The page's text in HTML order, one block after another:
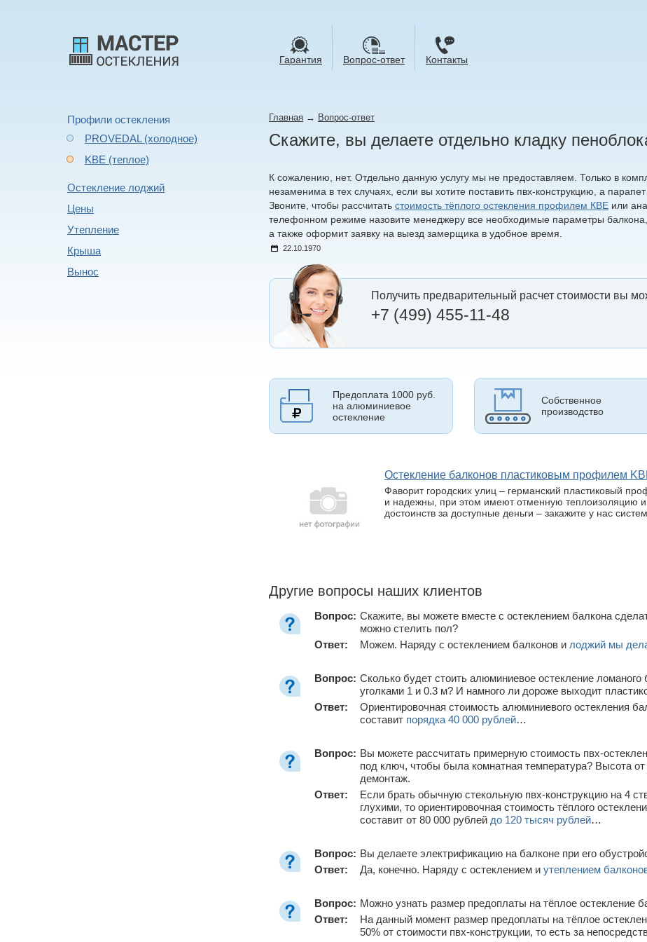
Гарантия Вопрос-ответ Контакты
Профили остекления
PROVEDAL (холодное)
KBE (теплое)
Остекление лоджий
Цены
Утепление
Крыша
Вынос
Главная → Вопрос-ответ
Скажите, вы делаете отдельно кладку
К сожалению, нет. Отдельно данную услугу мы не предоставляем. Только в
незаменима в тех случаях, если вы хотите поставить пвх-конструкцию, а
Звоните, чтобы рассчитать стоимость тёплого остекления профилем КВЕ или
телефонном режиме назовите менеджеру все необходимые параметры балкона,
а также оформит заявку на выезд замерщика в удобное время.
22.10.1970
Получить предварительный расчет стоимости вы
+7 (499) 455-11-48
Предоплата 1000 руб.
на алюминиевое
остекление
Собственное
производство
Остекление балконов пластиковым профилем
Фаворит городских улиц – германский пластиковый
и надежны, при этом имеют отменную теплоизоляцию
достоинств за доступные деньги – закажите у нас
Другие вопросы наших клиентов
Вопрос: Скажите, вы можете вместе с остеклением балкона
можно стелить пол?
Ответ:
Можем. Наряду с остеклением балконов и лоджий мы
Вопрос: Сколько будет стоить алюминиевое остекление
уголками 1 и 0.3 м? И намного ли дороже выходит
Ответ:
Ориентировочная стоимость алюминиевого остекления
составит порядка 40 000 рублей…
Вопрос: Вы можете рассчитать примерную стоимость пвх-
под ключ, чтобы была комнатная температура? Высота
демонтаж.
Ответ:
Если брать обычную стекольную пвх-конструкцию на 4
глухими, то ориентировочная стоимость тёплого
составит от 80 000 рублей до 120 тысяч рублей…
Вопрос: Вы делаете электрификацию на балконе при его
Ответ:
Да, конечно. Наряду с остеклением и утеплением
Вопрос: Можно узнать размер предоплаты на тёплое остекление
Ответ:
На данный момент размер предоплаты на тёплое
50% от стоимости пвх-конструкции, то есть за